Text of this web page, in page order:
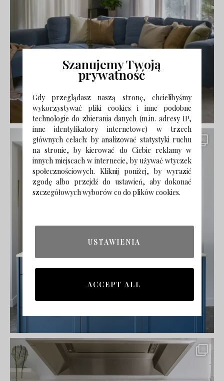
Szanujemy Twoją
prywatność
Gdy przeglądasz naszą stronę, chcielibyśmy
wykorzystywać pliki cookies i inne podobne
technologie do zbierania danych (m.in. adresy IP,
inne identyfikatory internetowe) w trzech
głównych celach: by analizować statystyki ruchu
na stronie, by kierować do Ciebie reklamy w
innych miejscach w internecie, by używać wtyczek
społecznościowych. Kliknij poniżej, by wyrazić
zgodę albo przejdź do ustawień, aby dokonać
szczegółowych wyborów co do plików cookies.
USTAWIENIA
ACCEPT ALL